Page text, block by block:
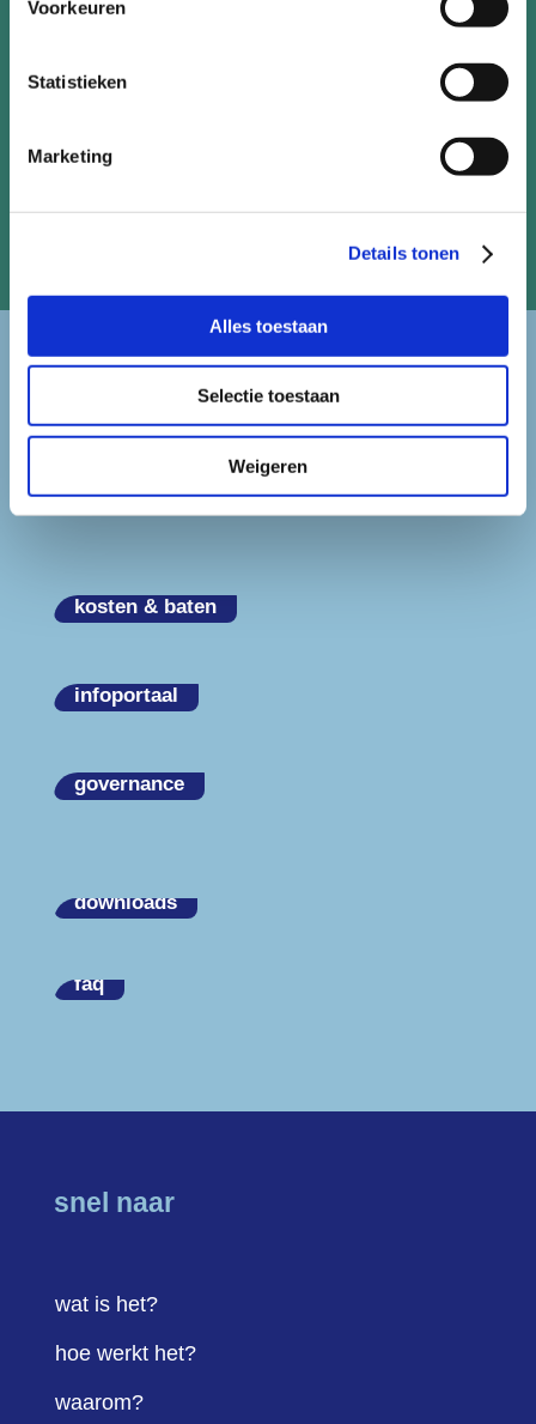
Voorkeuren
Statistieken
Marketing
Details tonen
Alles toestaan
Selectie toestaan
Weigeren
snel naar ...
kosten & baten
infoportaal
governance
downloads
faq
snel naar
wat is het?
hoe werkt het?
waarom?